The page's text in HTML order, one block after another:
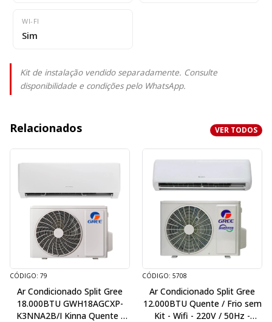
WI-FI
Sim
Kit de instalação vendido separadamente. Consulte
disponibilidade e condições pelo WhatsApp.
Relacionados VER TODOS
CÓDIGO: 79
Ar Condicionado Split Gree
18.000BTU GWH18AGCXP-
K3NNA2B/I Kinna Quente /
CÓDIGO: 5708
Ar Condicionado Split Gree
12.000BTU Quente / Frio sem
Kit - Wifi - 220V / 50Hz -